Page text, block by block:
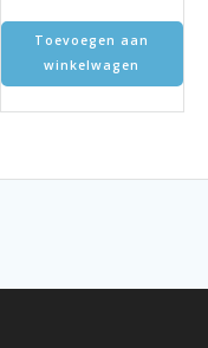
Toevoegen aan
winkelwagen